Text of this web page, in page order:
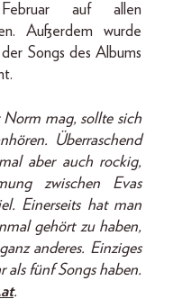
auf allen
Außerdem wurde
Songs des Albums
Norm mag, sollte sich
Überraschend
aber auch rockig,
zwischen Evas
Einerseits hat man
gehört zu haben,
anderes. Einziges
fünf Songs haben.
.